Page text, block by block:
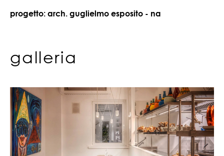
progetto: arch. guglielmo esposito - na
galleria